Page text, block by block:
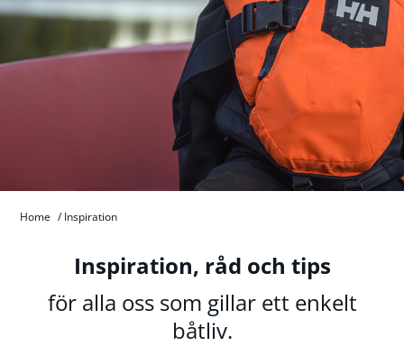
Home /Inspiration
Inspiration, råd och tips
för alla oss som gillar ett enkelt
båtliv.